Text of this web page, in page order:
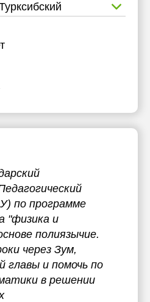
по программе
"физика и
полиязычие.
через Зум,
главы и помочь по
в решении